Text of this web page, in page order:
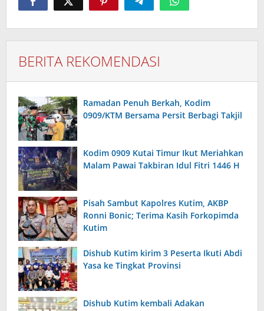
BERITA REKOMENDASI
Ramadan Penuh Berkah, Kodim
0909/KTM Bersama Persit Berbagi Takjil
Kodim 0909 Kutai Timur Ikut Meriahkan
Malam Pawai Takbiran Idul Fitri 1446 H
Pisah Sambut Kapolres Kutim, AKBP
Ronni Bonic; Terima Kasih Forkopimda
Kutim
Dishub Kutim kirim 3 Peserta Ikuti Abdi
Yasa ke Tingkat Provinsi
Dishub Kutim kembali Adakan